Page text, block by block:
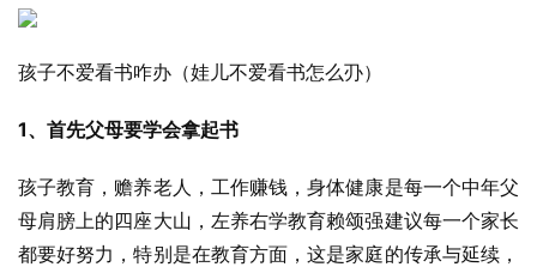
孩子不爱看书咋办（娃儿不爱看书怎么刅）
1、首先父母要学会拿起书
孩子教育，赡养老人，工作赚钱，身体健康是每一个中年父
母肩膀上的四座大山，左养右学教育赖颂强建议每一个家长
都要好努力，特别是在教育方面，这是家庭的传承与延续，